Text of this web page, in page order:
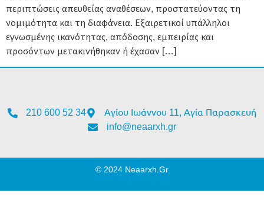
περιπτώσεις απευθείας αναθέσεων, προστατεύοντας τη
νομιμότητα και τη διαφάνεια. Εξαιρετικοί υπάλληλοι
εγνωσμένης ικανότητας, απόδοσης, εμπειρίας και
προσόντων μετακινήθηκαν ή έχασαν […]
210 600 52 34
Αγίου Ιωάννου 11, Αγία Παρασκευή
info@neaarxh.gr
© 2024 Neaarxh.gr